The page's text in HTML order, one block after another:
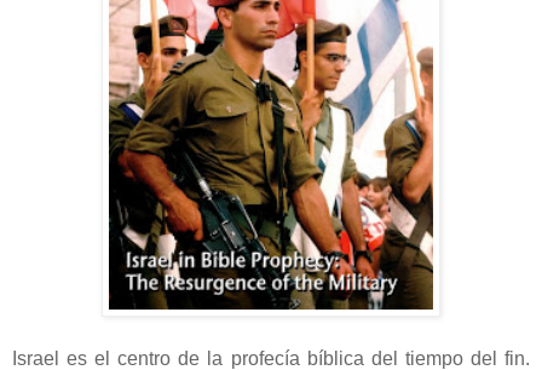
Israel es el centro de la profecía bíblica del tiempo del fin.